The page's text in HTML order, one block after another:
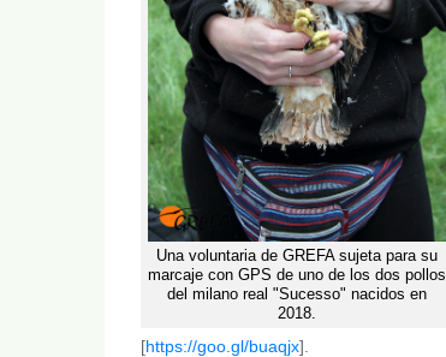
Una voluntaria de GREFA sujeta para su
marcaje con GPS de uno de los dos pollos
del milano real "Sucesso" nacidos en
2018.
[https://goo.gl/buaqjx].